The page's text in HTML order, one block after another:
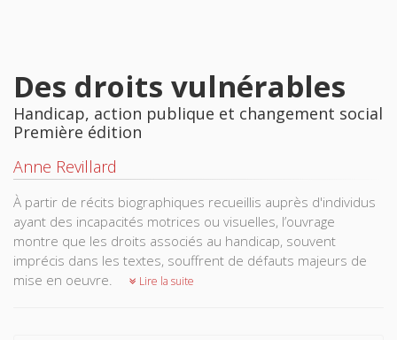
Des droits vulnérables
Handicap, action publique et changement social
Première édition
Anne Revillard
À partir de récits biographiques recueillis auprès d'individus
ayant des incapacités motrices ou visuelles, l’ouvrage
montre que les droits associés au handicap, souvent
imprécis dans les textes, souffrent de défauts majeurs de
mise en oeuvre.
Lire la suite